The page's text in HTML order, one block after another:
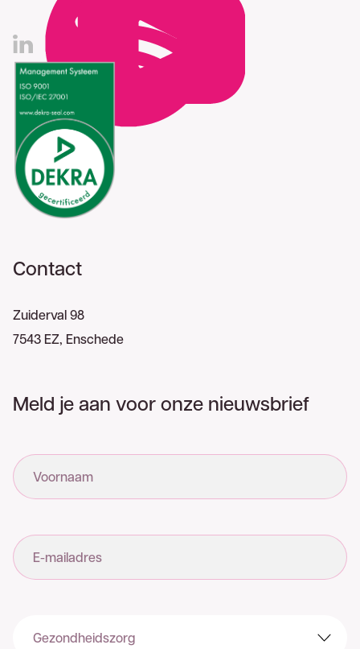
Contact
Zuiderval 98
7543 EZ, Enschede
Meld je aan voor onze nieuwsbrief
Voornaam
E-mailadres